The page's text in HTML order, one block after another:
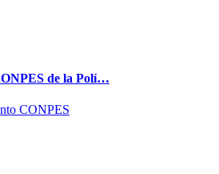
de la Polí…
CONPES